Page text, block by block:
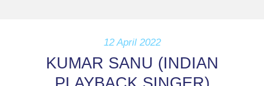
12 April 2022
KUMAR SANU (INDIAN